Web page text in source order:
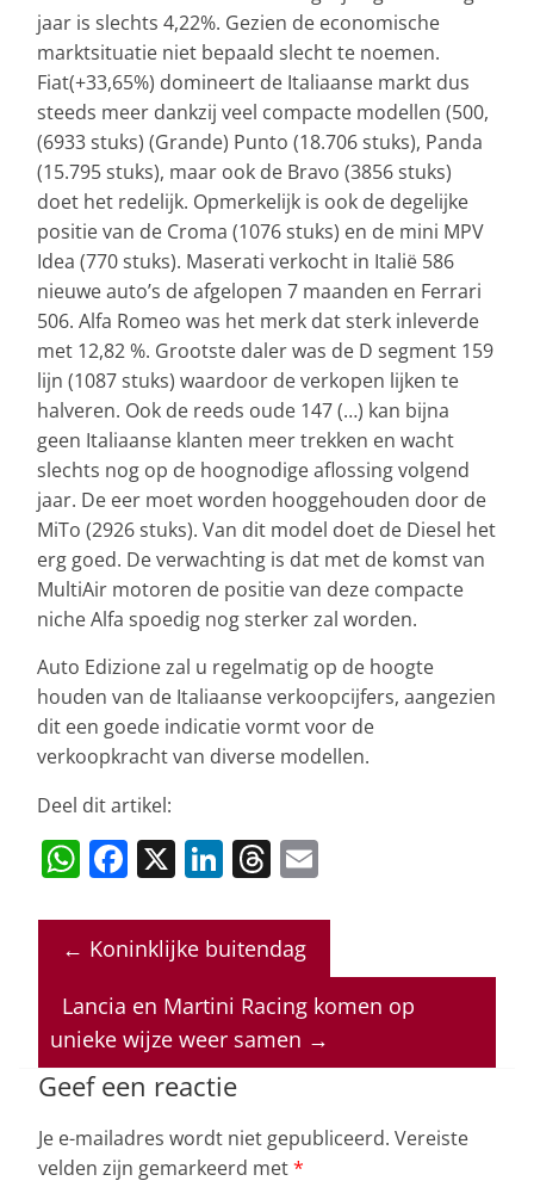
jaar is slechts 4,22%. Gezien de economische
marktsituatie niet bepaald slecht te noemen.
Fiat(+33,65%) domineert de Italiaanse markt dus
steeds meer dankzij veel compacte modellen (500,
(6933 stuks) (Grande) Punto (18.706 stuks), Panda
(15.795 stuks), maar ook de Bravo (3856 stuks)
doet het redelijk. Opmerkelijk is ook de degelijke
positie van de Croma (1076 stuks) en de mini MPV
Idea (770 stuks). Maserati verkocht in Italië 586
nieuwe auto’s de afgelopen 7 maanden en Ferrari
506. Alfa Romeo was het merk dat sterk inleverde
met 12,82 %. Grootste daler was de D segment 159
lijn (1087 stuks) waardoor de verkopen lijken te
halveren. Ook de reeds oude 147 (…) kan bijna
geen Italiaanse klanten meer trekken en wacht
slechts nog op de hoognodige aflossing volgend
jaar. De eer moet worden hooggehouden door de
MiTo (2926 stuks). Van dit model doet de Diesel het
erg goed. De verwachting is dat met de komst van
MultiAir motoren de positie van deze compacte
niche Alfa spoedig nog sterker zal worden.
Auto Edizione zal u regelmatig op de hoogte
houden van de Italiaanse verkoopcijfers, aangezien
dit een goede indicatie vormt voor de
verkoopkracht van diverse modellen.
Deel dit artikel:
W
at
s
A
p
p
F
c
e
b
o
o
k
X Li
k
e
dI
n
T
re
a
d
s
ai
← Koninklijke buitendag
Lancia en Martini Racing komen op
unieke wijze weer samen →
Geef een reactie
Je e-mailadres wordt niet gepubliceerd. Vereiste
velden zijn gemarkeerd met*